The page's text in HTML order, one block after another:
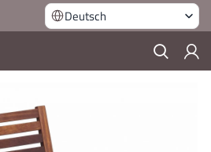
Deutsch